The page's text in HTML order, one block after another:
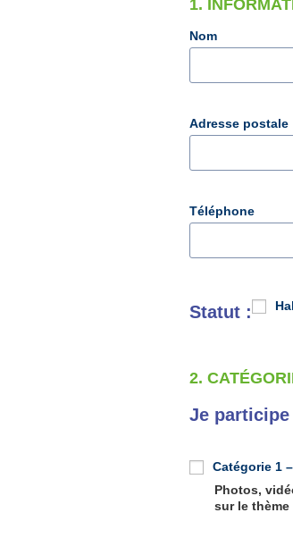
1.
Nom
Adresse postale
Téléphone
Statut :
2.
Je
Catégorie 1
Photos,
sur le thème